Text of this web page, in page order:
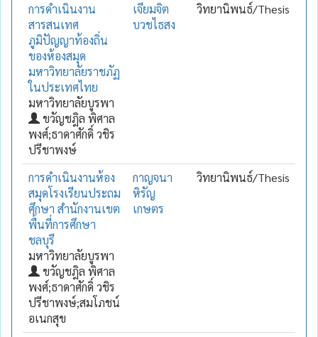
การดำเนินงาน
สารสนเทศ
ภูมิปัญญาท้องถิ่น
ของห้องสมุด
มหาวิทยาลัยราชภัฏ
ในประเทศไทย
มหาวิทยาลัยบูรพา
ขวัญชฎิล พิศาล
พงศ์;ธาดาศักดิ์ วชิร
ปรีชาพงษ์
เจียมจิต
บวชไธสง
วิทยานิพนธ์/Thesis
การดำเนินงานห้อง
สมุดโรงเรียนประถม
ศึกษา สำนักงานเขต
พื้นที่การศึกษา
ชลบุรี
มหาวิทยาลัยบูรพา
ขวัญชฎิล พิศาล
พงศ์;ธาดาศักดิ์ วชิร
ปรีชาพงษ์;สมโภชน์
อเนกสุข
กาญจนา
หิรัญ
เกษตร
วิทยานิพนธ์/Thesis